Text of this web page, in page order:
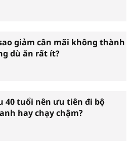
giảm cân mãi không thành
dù ăn rất ít?
40 tuổi nên ưu tiên đi bộ
hay chạy chậm?